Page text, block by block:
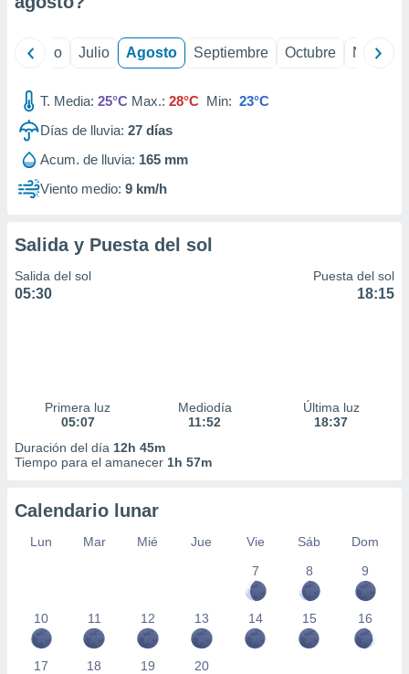
mediante
publicidad
publicidad
1199
Junio Julio Agosto Septiembre Octubre
T. Media: 25°C Max.: 28°C Min: 23°C
Días de lluvia: 27 días
Acum. de lluvia: 165 mm
Viento medio: 9 km/h
Salida y Puesta del sol
Salida del sol
05:30
Puesta del sol
18:15
Primera luz
05:07
Mediodía
11:52
Última luz
18:37
Duración del día 12h 45m
Tiempo para el amanecer 1h 57m
Calendario lunar
Lun Mar Mié Jue Vie Sáb
Dom
7
8 9
10 11 12 13 14 15 16
17 18 19 20